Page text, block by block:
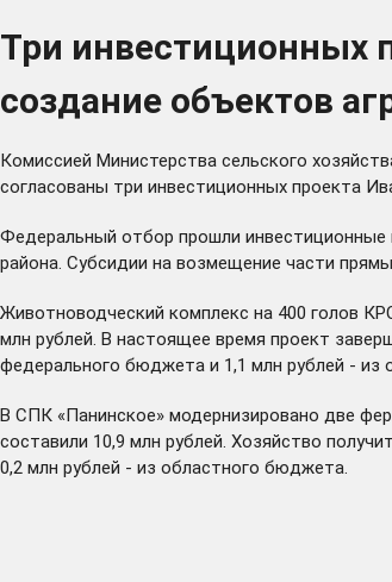
Три инвестиционных
создание объектов
Комиссией Министерства сельского
согласованы три инвестиционных проекта
Федеральный отбор прошли инвестиционные
района. Субсидии на возмещение части
Животноводческий комплекс на 400 голов
млн рублей. В настоящее время проект
федерального бюджета и 1,1 млн рублей - из
В СПК «Панинское» модернизировано две
составили 10,9 млн рублей. Хозяйство
0,2 млн рублей - из областного бюджета.